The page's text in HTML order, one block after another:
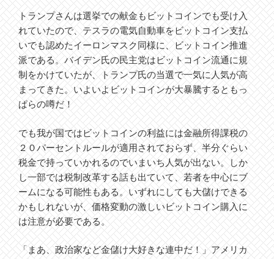
トランプさんは選挙での献金もビットコインでも受け入
れていたので、テスラの電気自動車をビットコイン支払
いでも認めたイーロンマスク同様に、ビットコイン推進
派である。バイデン氏の民主党はビットコイン流通に規
制をかけていたが、トランプ氏の当選で一気に人気が高
まってきた。いよいよビットコインが大暴騰するともっ
ぱらの噂だ！
でも我が国ではビットコインの利益には金融所得課税の
２０パーセントルールが適用されておらず、半分ぐらい
税金で持っていかれるのでいまいち人気が出ない。しか
し一部では税制改革する話も出ていて、若者を中心にブ
ームになる可能性もある。いずれにしても大儲けできる
かもしれないが、価格変動の激しいビットコイン購入に
は注意が必要である。
「まあ、政治家など金儲け大好きな連中だ！」アメリカ